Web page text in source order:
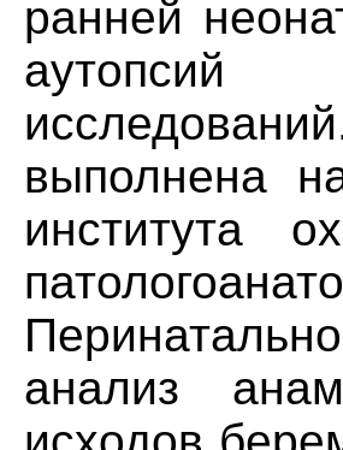
ранней
аутопсий
выполнена
института
анализ